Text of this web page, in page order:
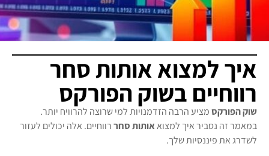
איך למצוא אותות סחר
רווחיים בשוק הפורקס
שוק הפורקסמציע הרבה הזדמנויות למי שרוצה להרוויח יותר.
במאמר זה נסביר איך למצואאותות סחררווחיים. אלה יכולים לעזור
לשדרג את פיננסיות שלך.